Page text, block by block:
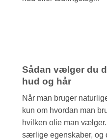
Sådan vælger du
hud og hår
Når man bruger
kun om hvordan man
hvilken olie man
særlige egenskaber, og